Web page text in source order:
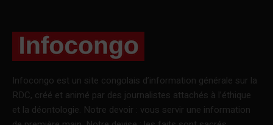
Infocongo est un site congolais d’information générale sur la
RDC, créé et animé par des journalistes attachés à l’éthique
et la déontologie. Notre devoir : vous servir une information